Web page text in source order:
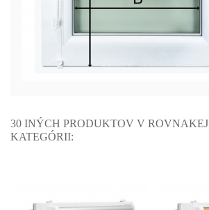
30 INÝCH PRODUKTOV V ROVNAKEJ
KATEGÓRII: